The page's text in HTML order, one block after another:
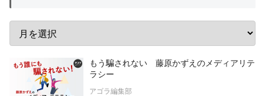
もう騙されない 藤原かずえのメディアリテ
ラシー
アゴラ編集部